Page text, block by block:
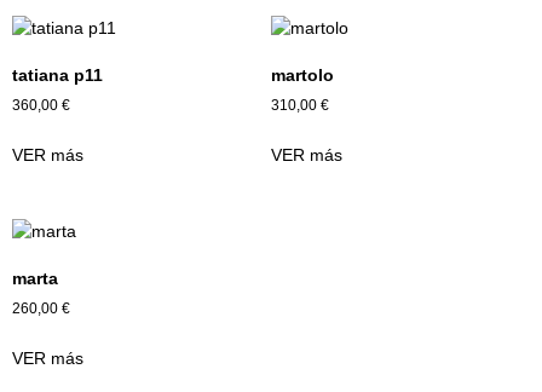
tatiana p11
360,00 €
VER más
martolo
310,00 €
VER más
marta
260,00 €
VER más